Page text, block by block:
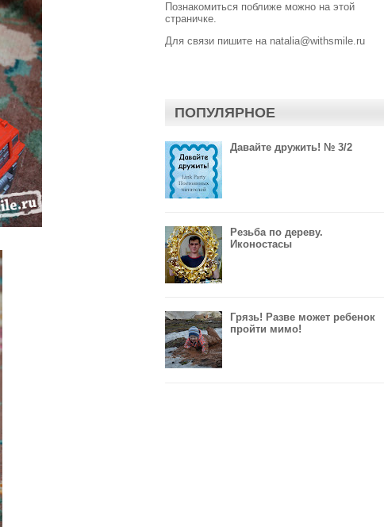
Познакомиться поближе можно на этой
страничке.
Для связи пишите на natalia@withsmile.ru
ПОПУЛЯРНОЕ
Давайте дружить! № 3/2
Резьба по дереву.
Иконостасы
Грязь! Разве может ребенок
пройти мимо!